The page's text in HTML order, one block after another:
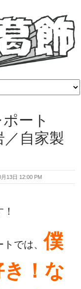
ート
自家製
13日 12:00 PM
トでは、僕
！な